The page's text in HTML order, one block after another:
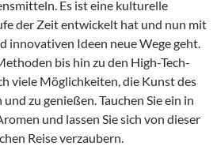
Es ist eine kulturelle
der Zeit entwickelt hat und nun mit
innovativen Ideen neue Wege geht.
bis hin zu den High-Tech-
viele Möglichkeiten, die Kunst des
zu genießen. Tauchen Sie ein in
und lassen Sie sich von dieser
Reise verzaubern.